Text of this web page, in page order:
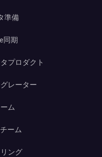
準備
同期
プロダクト
レーター
ム
ーム
ング